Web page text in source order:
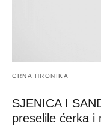
CRNA HRONIKA
SJENICA I
preselile ćerka i